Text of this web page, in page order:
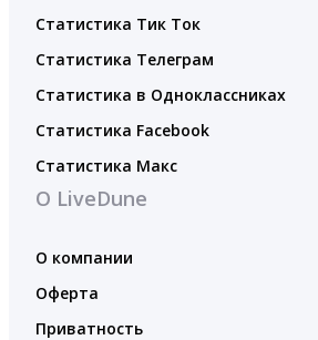
Статистика Тик Ток
Статистика Телеграм
Статистика в Одноклассниках
Статистика Facebook
Статистика Макс
О LiveDune
О компании
Оферта
Приватность